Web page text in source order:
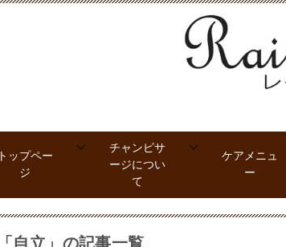
トップペー
ジ
チャンピサ
ージについ
て
ケアメニュ
ー
「自立」の記事一覧